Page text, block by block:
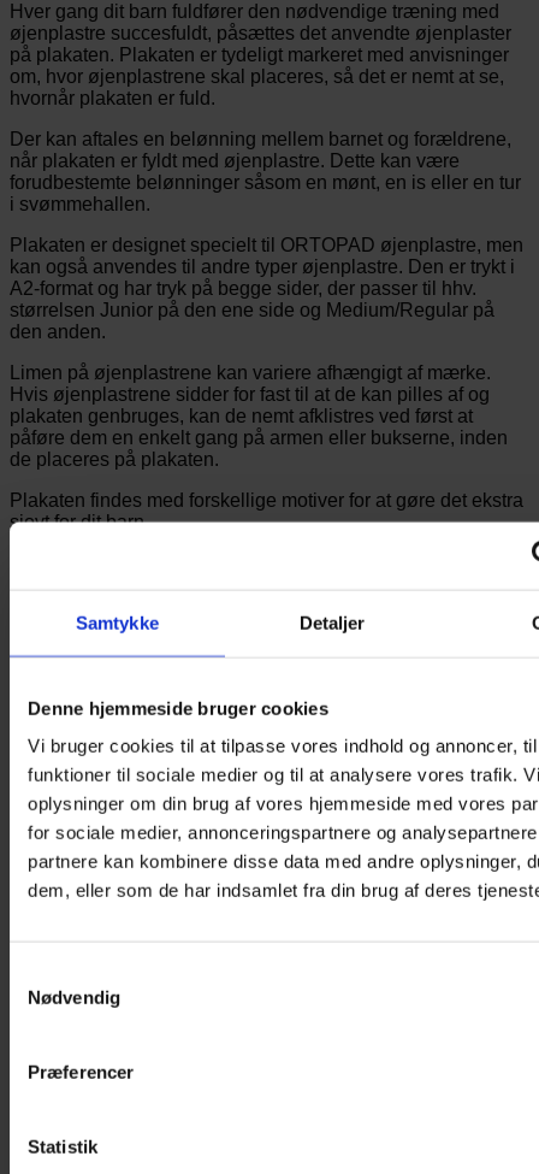
Samtykke Detaljer
Denne hjemmeside bruger cookies
Vi bruger cookies til at tilpasse vores indhold og annoncer,
funktioner til sociale medier og til at analysere vores trafik.
oplysninger om din brug af vores hjemmeside med vores
for sociale medier, annonceringspartnere og
partnere kan kombinere disse data med andre oplysninger,
dem, eller som de har indsamlet fra din brug af deres
Nødvendig
Præferencer
Statistik
Hver gang dit barn fuldfører den nødvendige træning med
øjenplastre succesfuldt, påsættes det anvendte øjenplaster
på plakaten. Plakaten er tydeligt markeret med anvisninger
om, hvor øjenplastrene skal placeres, så det er nemt at se,
hvornår plakaten er fuld.
Der kan aftales en belønning mellem barnet og forældrene,
når plakaten er fyldt med øjenplastre. Dette kan være
forudbestemte belønninger såsom en mønt, en is eller en tur
i svømmehallen.
Plakaten er designet specielt til ORTOPAD øjenplastre, men
kan også anvendes til andre typer øjenplastre. Den er trykt i
A2-format og har tryk på begge sider, der passer til hhv.
størrelsen Junior på den ene side og Medium/Regular på
den anden.
Limen på øjenplastrene kan variere afhængigt af mærke.
Hvis øjenplastrene sidder for fast til at de kan pilles af og
plakaten genbruges, kan de nemt afklistres ved først at
påføre dem en enkelt gang på armen eller bukserne, inden
de placeres på plakaten.
Plakaten findes med forskellige motiver for at gøre det ekstra
sjovt for dit barn.
Du kunne også være interesseret i…